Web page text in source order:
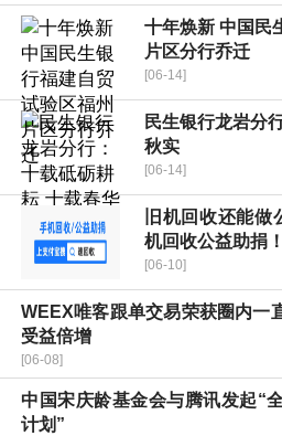
十年焕新 中国民
片区分行乔迁
[06-14]
民生银行龙岩分
秋实
[06-14]
旧机回收还能
机回收公益助捐！
[06-10]
WEEX唯客跟单交易荣获圈内一
受益倍增
[06-08]
中国宋庆龄基金会与腾讯发起“
计划”